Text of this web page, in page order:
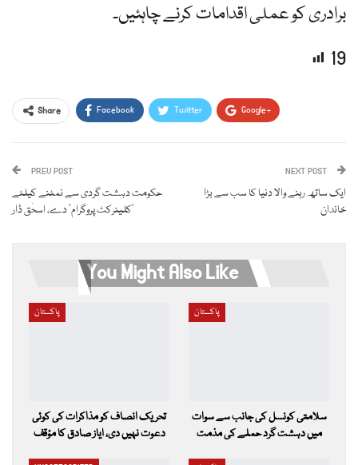
برادری کو عملی اقدامات کرنے چاہئیں۔
19
Share Facebook Twitter Google+
Email
PREV POST
حکومت دہشت گردی سے نمٹنے کیلئے
’کلیئرکٹ پروگرام‘ دے، اسحٰق ڈار
NEXT POST
ایک ساتھ رہنے والا دنیا کا سب سے بڑا
خاندان
You Might Also Like
پاکستان
تحریک انصاف کو مذاکرات کی کوئی
دعوت نہیں دی، ایاز صادق کا مؤقف
پاکستان
سلامتی کونسل کی جانب سے سوات
میں دہشت گرد حملے کی مذمت